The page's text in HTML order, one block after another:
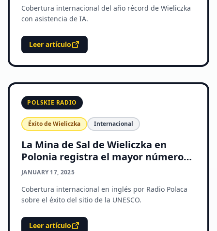
Cobertura internacional del año récord de Wieliczka
con asistencia de IA.
Leer artículo
POLSKIE RADIO
Éxito de Wieliczka Internacional
La Mina de Sal de Wieliczka en
Polonia registra el mayor número
de visitantes en su historia
JANUARY 17, 2025
Cobertura internacional en inglés por Radio Polaca
sobre el éxito del sitio de la UNESCO.
Leer artículo